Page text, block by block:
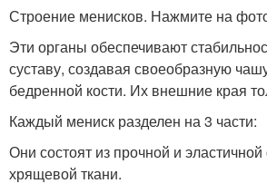
Строение менисков. Нажмите на
Эти органы обеспечивают
суставу, создавая своеобразную
бедренной кости. Их внешние края
Каждый мениск разделен на 3 части:
Они состоят из прочной и
хрящевой ткани.